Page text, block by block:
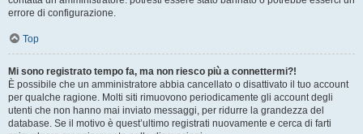
errore di configurazione.
Top
Mi sono registrato tempo fa, ma non riesco più a connettermi?!
È possibile che un amministratore abbia cancellato o disattivato il tuo account
per qualche ragione. Molti siti rimuovono periodicamente gli account degli
utenti che non hanno mai inviato messaggi, per ridurre la grandezza del
database. Se il motivo è quest’ultimo registrati nuovamente e cerca di farti